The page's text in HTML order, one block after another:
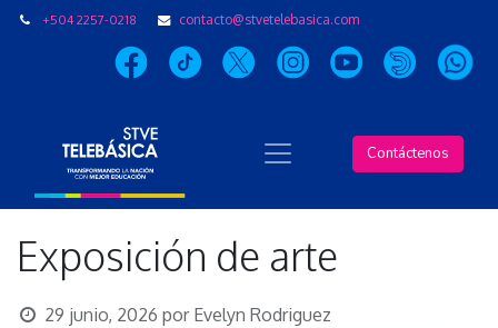
+504 2257-0218 contacto@stvetelebasica.com
Contáctenos
Exposición de arte
29 junio, 2026 por Evelyn Rodriguez